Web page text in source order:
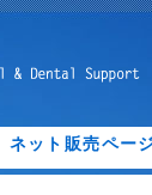
ネット販売ペー